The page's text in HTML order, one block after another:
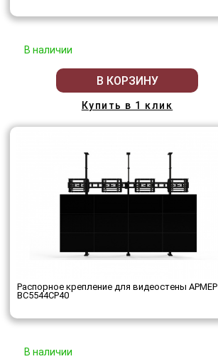
В наличии
В КОРЗИНУ
Купить в 1 клик
Распорное крепление для видеостены АРМЕР
ВС5544СР40
В наличии